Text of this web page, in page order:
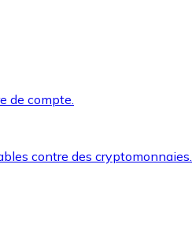
de compte.
contre des cryptomonnaies.